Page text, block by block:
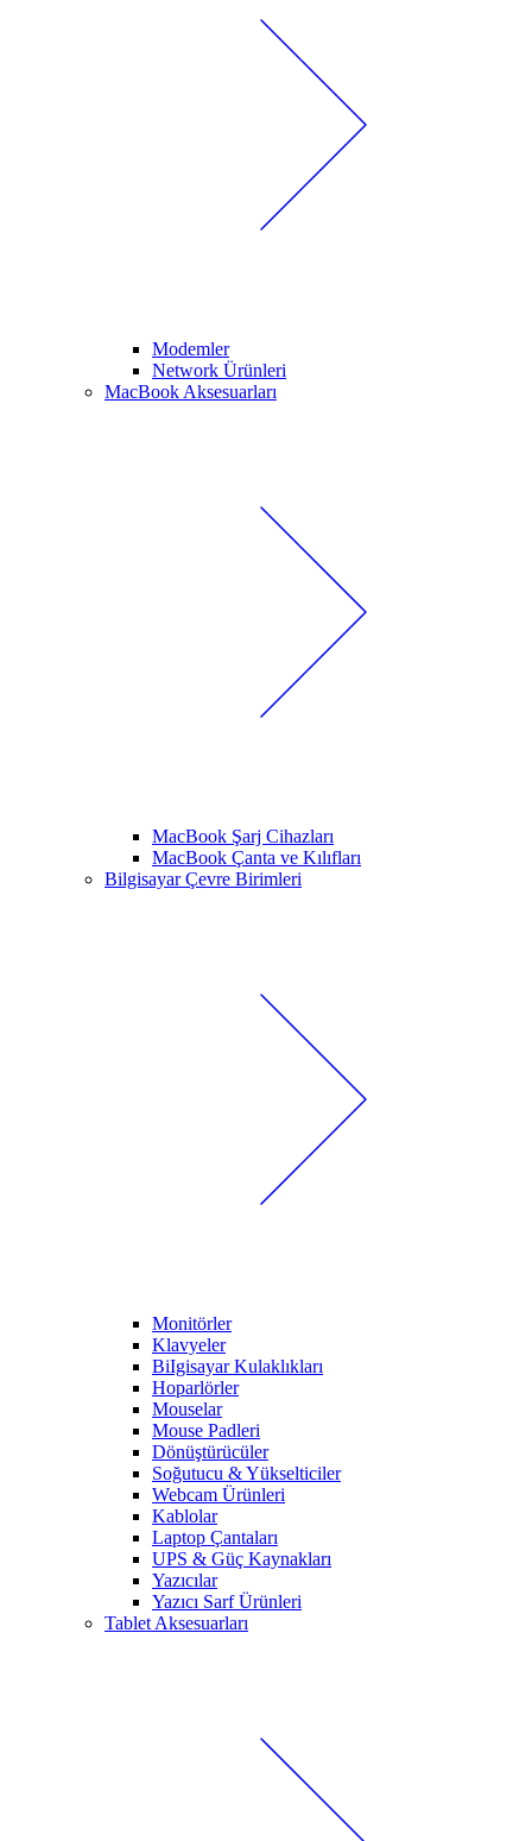
Modemler
Network Ürünleri
MacBook Aksesuarları
MacBook Şarj Cihazları
MacBook Çanta ve Kılıfları
Bilgisayar Çevre Birimleri
Monitörler
Klavyeler
BiIgisayar Kulaklıkları
Hoparlörler
Mouselar
Mouse Padleri
Dönüştürücüler
Soğutucu & Yükselticiler
Webcam Ürünleri
Kablolar
Laptop Çantaları
UPS & Güç Kaynakları
Yazıcılar
Yazıcı Sarf Ürünleri
Tablet Aksesuarları